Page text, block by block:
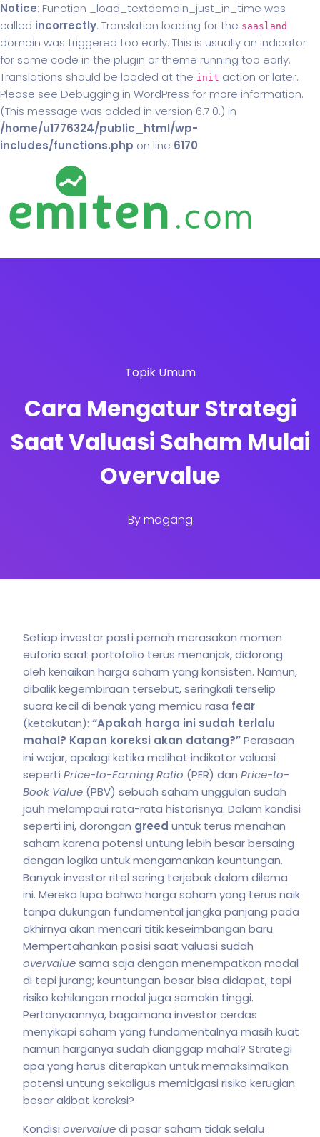
Notice: Function _load_textdomain_just_in_time was
called incorrectly. Translation loading for the saasland
domain was triggered too early. This is usually an indicator
for some code in the plugin or theme running too early.
Translations should be loaded at the init action or later.
Please see Debugging in WordPress for more information.
(This message was added in version 6.7.0.) in
/home/u1776324/public_html/wp-
includes/functions.php on line 6170
Topik Umum
Cara Mengatur Strategi
Saat Valuasi Saham Mulai
Overvalue
Bymagang
Setiap investor pasti pernah merasakan momen
euforia saat portofolio terus menanjak, didorong
oleh kenaikan harga saham yang konsisten. Namun,
dibalik kegembiraan tersebut, seringkali terselip
suara kecil di benak yang memicu rasa fear
(ketakutan): “Apakah harga ini sudah terlalu
mahal? Kapan koreksi akan datang?”Perasaan
ini wajar, apalagi ketika melihat indikator valuasi
seperti Price-to-Earning Ratio (PER) dan Price-to-
Book Value (PBV) sebuah saham unggulan sudah
jauh melampaui rata-rata historisnya. Dalam kondisi
seperti ini, dorongan greed untuk terus menahan
saham karena potensi untung lebih besar bersaing
dengan logika untuk mengamankan keuntungan.
Banyak investor ritel sering terjebak dalam dilema
ini. Mereka lupa bahwa harga saham yang terus naik
tanpa dukungan fundamental jangka panjang pada
akhirnya akan mencari titik keseimbangan baru.
Mempertahankan posisi saat valuasi sudah
overvaluesama saja dengan menempatkan modal
di tepi jurang; keuntungan besar bisa didapat, tapi
risiko kehilangan modal juga semakin tinggi.
Pertanyaannya, bagaimana investor cerdas
menyikapi saham yang fundamentalnya masih kuat
namun harganya sudah dianggap mahal? Strategi
apa yang harus diterapkan untuk memaksimalkan
potensi untung sekaligus memitigasi risiko kerugian
besar akibat koreksi?
Kondisi overvaluedi pasar saham tidak selalu